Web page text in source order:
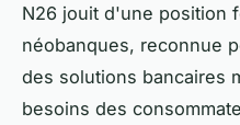
N26 jouit d'une position
néobanques, reconnue
des solutions bancaires
besoins des